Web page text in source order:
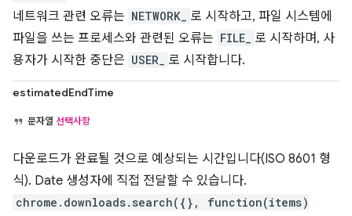
네트워크 관련 오류는 NETWORK_
로 시작하고, 파일 시스템에
파일을 쓰는 프로세스와 관련된 오류는 FILE_
로 시작하며, 사
용자가 시작한 중단은 USER_ 로 시작합니다.
estimatedEndTime
문자열 선택사항
다운로드가 완료될 것으로 예상되는 시간입니다(ISO 8601 형
식). Date 생성자에 직접 전달할 수 있습니다.
chrome.downloads.search({}, function(items)